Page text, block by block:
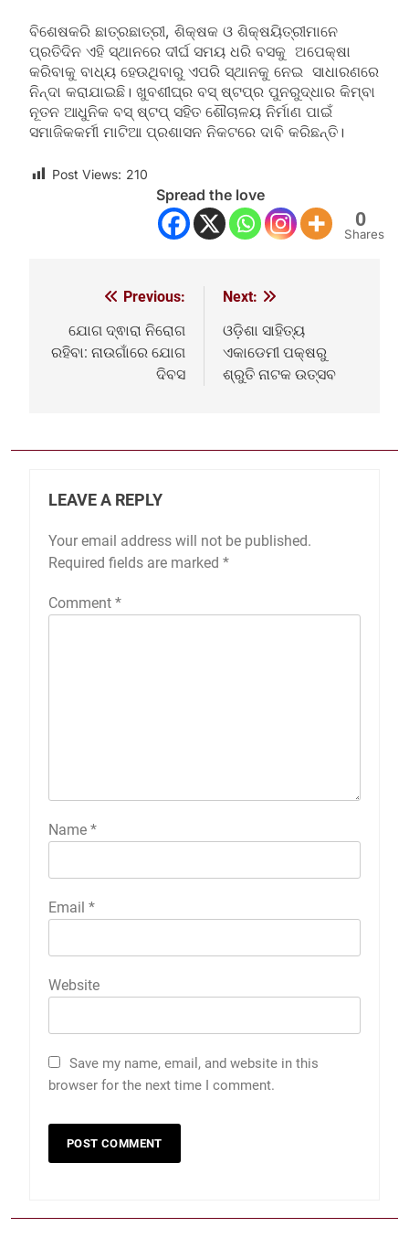
ବିଶେଷକରି ଛାତ୍ରଛାତ୍ରୀ, ଶିକ୍ଷକ ଓ ଶିକ୍ଷୟିତ୍ରୀମାନେ
ପ୍ରତିଦିନ ଏହି ସ୍ଥାନରେ ଦୀର୍ଘ ସମୟ ଧରି ବସକୁ ଅପେକ୍ଷା
କରିବାକୁ ବାଧ୍ୟ ହେଉଥିବାରୁ ଏପରି ସ୍ଥାନକୁ ନେଇ ସାଧାରଣରେ
ନିନ୍ଦା କରାଯାଇଛି। ଖୁବଶୀଘ୍ର ବସ୍‌ ଷ୍ଟପ୍‌ର ପୁନରୁଦ୍ଧାର କିମ୍ବା
ନୂତନ ଆଧୁନିକ ବସ୍‌ ଷ୍ଟପ୍‌ ସହିତ ଶୌଚାଳୟ ନିର୍ମାଣ ପାଇଁ
ସମାଜିକକର୍ମୀ ମାଟିଆ ପ୍ରଶାସନ ନିକଟରେ ଦାବି କରିଛନ୍ତି।
Post Views: 210
Spread the love
0
Shares
navigation
Previous:
ଯୋଗ ଦ୍ଵାରା ନିରୋଗ
ରହିବା: ନାଉଗାଁରେ ଯୋଗ
ଦିବସ
Next:
ଓଡ଼ିଶା ସାହିତ୍ୟ
ଏକାଡେମୀ ପକ୍ଷରୁ
ଶ୍ରୁତି ନାଟକ ଉତ୍ସବ
LEAVE A REPLY
Your email address will not be published.
Required fields are marked *
Comment *
Name *
Email *
Website
Save my name, email, and website in this
browser for the next time I comment.